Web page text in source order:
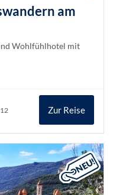
am
Wohlfühlhotel mit
Zur Reise